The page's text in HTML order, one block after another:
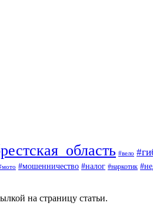
#вело
#мошенничество #налог #наркотик
на страницу статьи.